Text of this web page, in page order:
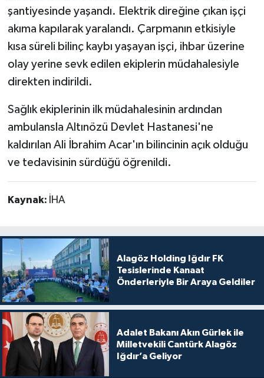
şantiyesinde yaşandı. Elektrik direğine çıkan işçi
akıma kapılarak yaralandı. Çarpmanın etkisiyle
kısa süreli bilinç kaybı yaşayan işçi, ihbar üzerine
olay yerine sevk edilen ekiplerin müdahalesiyle
direkten indirildi.
Sağlık ekiplerinin ilk müdahalesinin ardından
ambulansla Altınözü Devlet Hastanesi'ne
kaldırılan Ali İbrahim Acar'ın bilincinin açık olduğu
ve tedavisinin sürdüğü öğrenildi.
Kaynak: İHA
Alagöz Holding Iğdır FK
Tesislerinde Kanaat
Önderleriyle Bir Araya Geldiler
Adalet Bakanı Akın Gürlek ile
Milletvekili Cantürk Alagöz
Iğdır’a Geliyor